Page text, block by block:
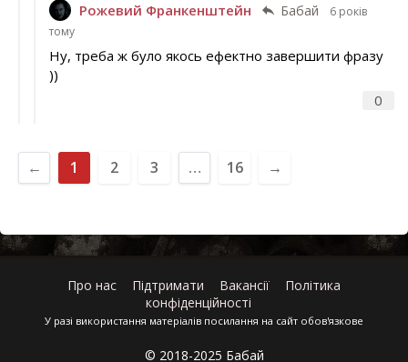
Рожевий Франкенштейн Бабай
6 років
тому
0
Ну, треба ж було якось ефектно завершити фразу
))
← 1 2 3 … 16 →
Про нас Підтримати Вакансії
Політика
конфіденційності
У разі використання матеріалів посилання на сайт обов'язкове
© 2018-2025 Бабай